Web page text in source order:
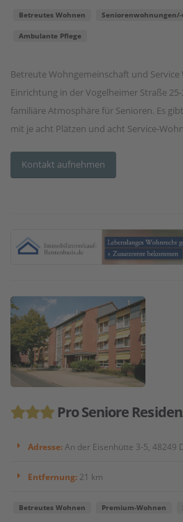
Betreutes Wohnen
Ambulante Pflege
Betreute Wohngemeinschaft und
Einrichtung in der Vogelheimer Straße
familiäre Atmosphäre für Senioren. Es
mit je acht Plätzen und acht Service-
Kontakt aufnehmen
Pro Seniore
Adresse: An der Eisenhütte 3-5, 48249
Entfernung: 21 km
Betreutes Wohnen Premium-Wohnen